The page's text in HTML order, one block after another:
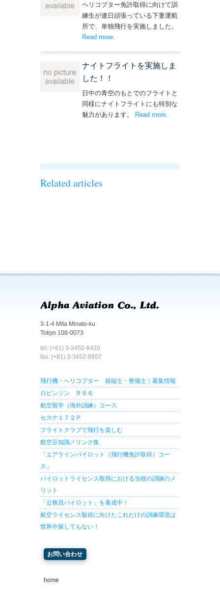
ヘリコプター免許取得に向けて訓
練生が連日頑張っている下妻運航
所で、単独飛行を実施しました。
Read more– ‘単独飛行を実施しました！’
.
ナイトフライトを実施しま
した！！
日中の青空のもとでのフライトと
同様にナイトフライトにも特別な
魅力があります。 Read more
Related articles
3-1-4 Mita Minato-ku
Tokyo 108-0073
tel: (+81) 3-3452-8420
fax: (+81) 3-3452-8957
飛行機・ヘリコプター 操縦士・整備士｜募集情報
ロビンソン Ｒ６６
航空留学（海外訓練）コース
セスナ１７２Ｐ
フライトクラブで飛行を楽しむ
航空豆知識／リンク集
「エアラインパイロット（飛行機免許取得）コー
ス」
パイロットライセンス取得における当校の訓練のメ
リット
「公務員パイロット」を養成中！
航空ライセンス取得に向けたこれだけの訓練環境は
世界中探してもない！
お問い合わせ
home